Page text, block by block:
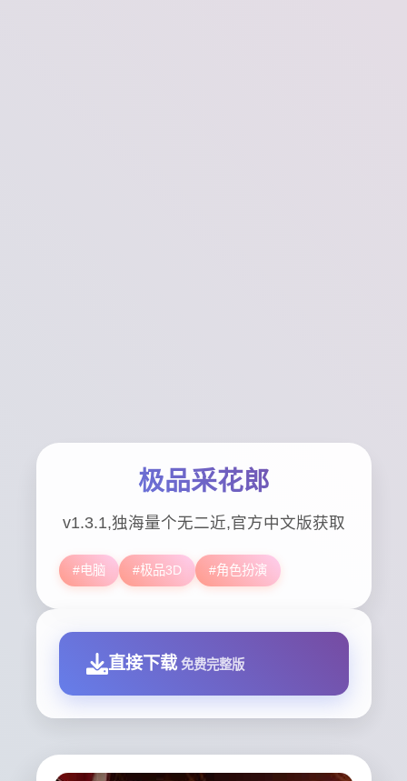
极品采花郎
v1.3.1,独海量个无二近,官方中文版获取
#电脑 #极品3D #角色扮演
直接下载 免费完整版